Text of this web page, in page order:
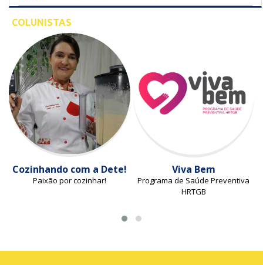
COLUNISTAS
Cozinhando com a Dete!
Paixão por cozinhar!
Viva Bem
Programa de Saúde Preventiva
HRTGB